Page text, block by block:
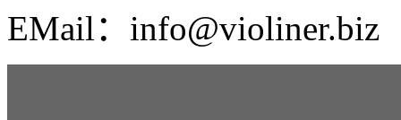
EMail：info@violiner.biz